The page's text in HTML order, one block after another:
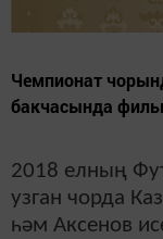
Чемпионат
бакчасында
2018 елның
узган чорда
һәм Аксенов